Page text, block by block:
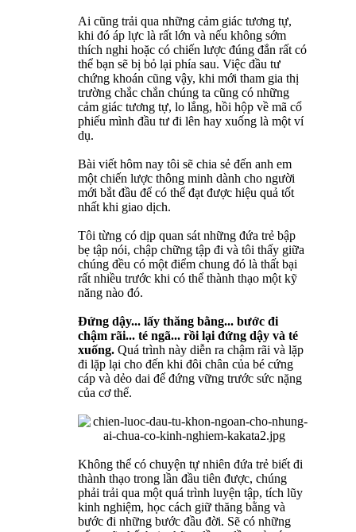
Ai cũng trải qua những cảm giác tương tự,
khi đó áp lực là rất lớn và nếu không sớm
thích nghi hoặc có chiến lược đúng đắn rất có
thể bạn sẽ bị bỏ lại phía sau. Việc đầu tư
chứng khoán cũng vậy, khi mới tham gia thị
trường chắc chắn chúng ta cũng có những
cảm giác tương tự, lo lắng, hồi hộp về mã cổ
phiếu mình đầu tư đi lên hay xuống là một ví
dụ.
Bài viết hôm nay tôi sẽ chia sẻ đến anh em
một chiến lược thông minh dành cho người
mới bắt đầu để có thể đạt được hiệu quả tốt
nhất khi giao dịch.
Tôi từng có dịp quan sát những đứa trẻ bập
bẹ tập nói, chập chững tập đi và tôi thấy giữa
chúng đều có một điểm chung đó là thất bại
rất nhiều trước khi có thể thành thạo một kỹ
năng nào đó.
Đứng dậy... lấy thăng bằng... bước đi
chậm rãi... té ngã... rồi lại đứng dậy và té
xuống. Quá trình này diễn ra chậm rãi và lặp
đi lặp lại cho đến khi đôi chân của bé cứng
cáp và dẻo dai để đứng vững trước sức nặng
của cơ thể.
Không thể có chuyện tự nhiên đứa trẻ biết đi
thành thạo trong lần đầu tiên được, chúng
phải trải qua một quá trình luyện tập, tích lũy
kinh nghiệm, học cách giữ thăng bằng và
bước đi những bước đầu đời. Sẽ có những